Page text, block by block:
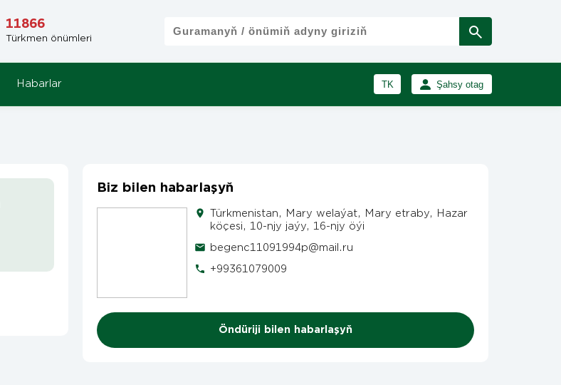
11866
Türkmen önümleri
Habarlar TK
RU
Şahsy otag
Biz bilen habarlaşyň
Türkmenistan, Mary welaýat, Mary etraby, Hazar
köçesi, 10-njy jaýy, 16-njy öýi
begenc11091994p@mail.ru
+99361079009
Öndüriji bilen habarlaşyň